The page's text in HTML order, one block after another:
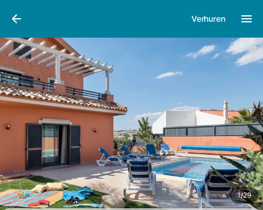
Verhuren
1/29
Afbeeldingen